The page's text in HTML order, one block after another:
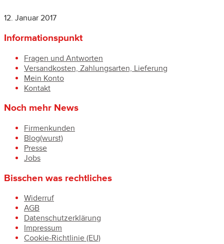
12. Januar 2017
Informationspunkt
Fragen und Antworten
Versandkosten, Zahlungsarten, Lieferung
Mein Konto
Kontakt
Noch mehr News
Firmenkunden
Blog(wurst)
Presse
Jobs
Bisschen was rechtliches
Widerruf
AGB
Datenschutzerklärung
Impressum
Cookie-Richtlinie (EU)